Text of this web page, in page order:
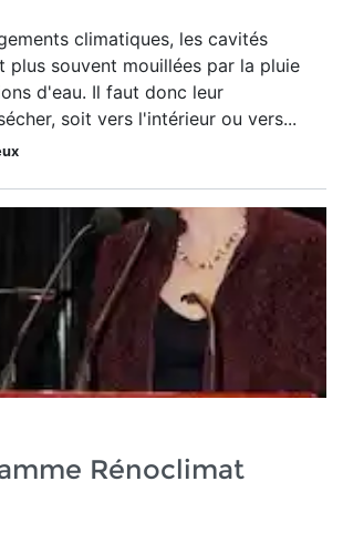
climatiques, les cavités
plus souvent mouillées par la pluie
d'eau. Il faut donc leur
soit vers l'intérieur ou vers...
Rénoclimat